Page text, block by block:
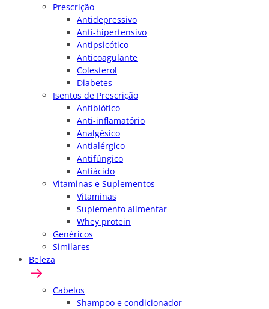
Prescrição
Antidepressivo
Anti-hipertensivo
Antipsicótico
Anticoagulante
Colesterol
Diabetes
Isentos de Prescrição
Antibiótico
Anti-inflamatório
Analgésico
Antialérgico
Antifúngico
Antiácido
Vitaminas e Suplementos
Vitaminas
Suplemento alimentar
Whey protein
Genéricos
Similares
Beleza
Cabelos
Shampoo e condicionador